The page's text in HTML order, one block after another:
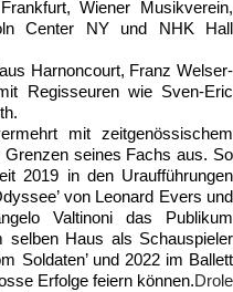
Wiener Musikverein,
Center NY und NHK Hall
Harnoncourt, Franz Welser-
Regisseuren wie Sven-Eric
mit zeitgenössischem
Grenzen seines Fachs aus. So
2019 in den Uraufführungen
von Leonard Evers und
Valtinoni das Publikum
selben Haus als Schauspieler
Soldaten’ und 2022 im Ballett
Erfolge feiern können.Drole